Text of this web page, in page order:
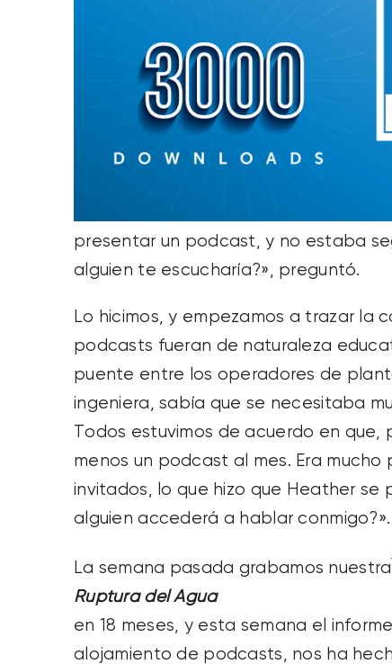
presentar un podcast, y no estaba
alguien te escucharía?», preguntó.
Lo hicimos, y empezamos a trazar la
podcasts fueran de naturaleza
puente entre los operadores de
ingeniera, sabía que se necesitaba
Todos estuvimos de acuerdo en que,
menos un podcast al mes. Era
invitados, lo que hizo que Heather se
alguien accederá a hablar conmigo?».
La semana pasada grabamos nuestra
Ruptura del Agua
en 18 meses, y esta semana el
alojamiento de podcasts, nos ha